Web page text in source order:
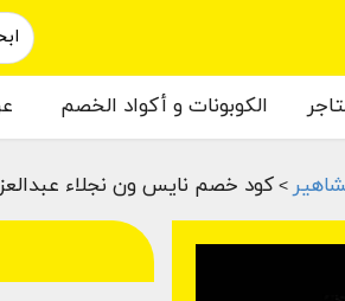
الكوبونات و أكواد الخصم
> كود خصم نايس ون نجلاء